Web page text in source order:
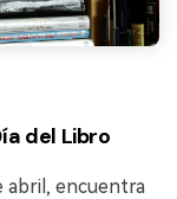
del Libro
abril, encuentra